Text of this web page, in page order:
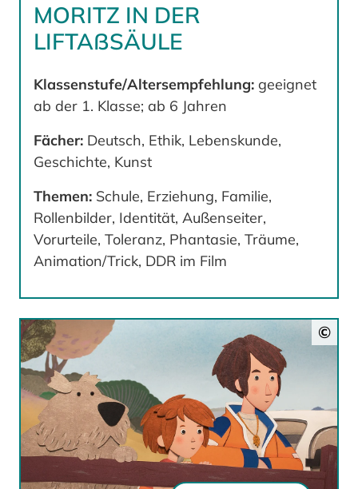
MORITZ IN DER
LIFTAßSÄULE
Klassenstufe/Altersempfehlung: geeignet
ab der 1. Klasse; ab 6 Jahren
Fächer: Deutsch, Ethik, Lebenskunde,
Geschichte, Kunst
Themen: Schule, Erziehung, Familie,
Rollenbilder, Identität, Außenseiter,
Vorurteile, Toleranz, Phantasie, Träume,
Animation/Trick, DDR im Film
©